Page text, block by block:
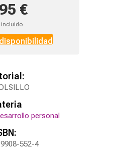
€
incluido
personal
552-4